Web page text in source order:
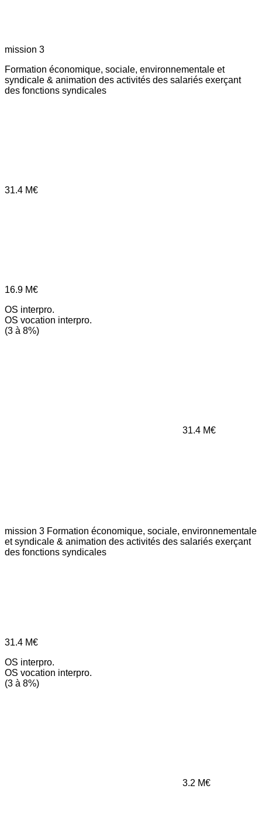
mission 3
Formation économique, sociale, environnementale et
syndicale & animation des activités des salariés exerçant
des fonctions syndicales
31.4 M€
16.9 M€
OS interpro.
OS vocation interpro.
(3 à 8%)
31.4 M€
mission 3 Formation économique, sociale, environnementale
et syndicale & animation des activités des salariés exerçant
des fonctions syndicales
31.4 M€
OS interpro.
OS vocation interpro.
(3 à 8%)
3.2 M€